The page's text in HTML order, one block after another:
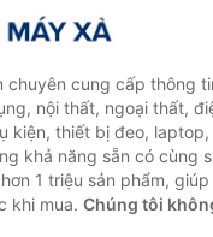
chuyên cung cấp thông
nội thất, ngoại thất,
kiện, thiết bị đeo,
khả năng sẵn có cùng
1 triệu sản phẩm,
khi mua. Chúng tôi